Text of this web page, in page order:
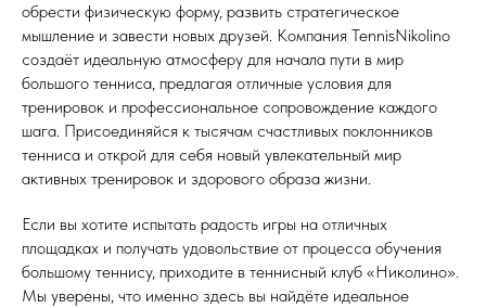
обрести физическую форму, развить стратегическое
мышление и завести новых друзей. Компания TennisNikolino
создаёт идеальную атмосферу для начала пути в мир
большого тенниса, предлагая отличные условия для
тренировок и профессиональное сопровождение каждого
шага. Присоединяйся к тысячам счастливых поклонников
тенниса и открой для себя новый увлекательный мир
активных тренировок и здорового образа жизни.
Если вы хотите испытать радость игры на отличных
площадках и получать удовольствие от процесса обучения
большому теннису, приходите в теннисный клуб «Николино».
Мы уверены, что именно здесь вы найдёте идеальное